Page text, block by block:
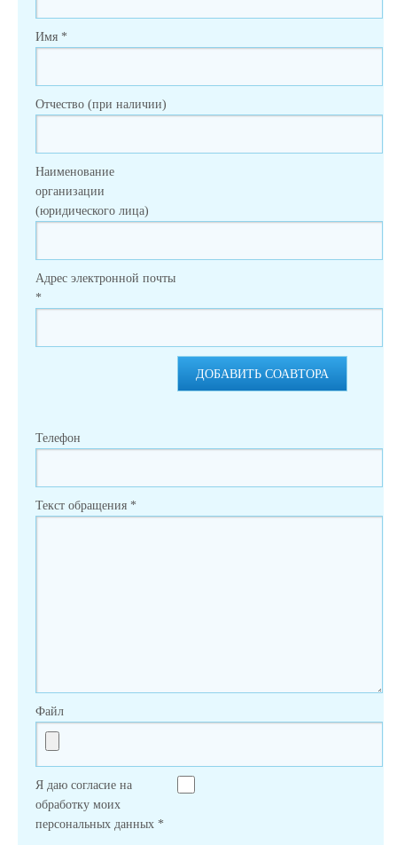
Имя *
Отчество (при наличии)
Наименование
организации
(юридического лица)
Адрес электронной почты
*
ДОБАВИТЬ СОАВТОРА
Телефон
Текст обращения *
Файл
Я даю согласие на
обработку моих
персональных данных *